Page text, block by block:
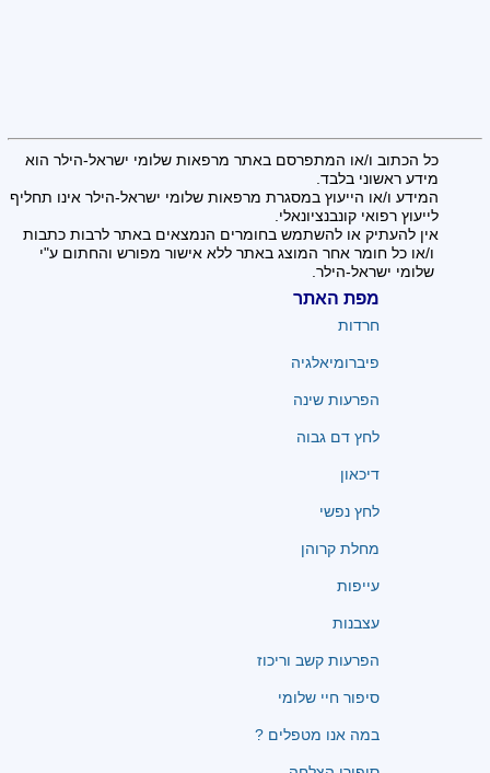
כל הכתוב ו/או המתפרסם באתר מרפאות שלומי ישראל-הילר הוא
מידע ראשוני בלבד.
המידע ו/או הייעוץ במסגרת מרפאות שלומי ישראל-הילר אינו תחליף
לייעוץ רפואי קונבנציונאלי.
אין להעתיק או להשתמש בחומרים הנמצאים באתר לרבות כתבות
ו/או כל חומר אחר המוצג באתר ללא אישור מפורש והחתום ע"י
שלומי ישראל-הילר.
מפת האתר
חרדות
פיברומיאלגיה
הפרעות שינה
לחץ דם גבוה
דיכאון
לחץ נפשי
מחלת קרוהן
עייפות
עצבנות
הפרעות קשב וריכוז
סיפור חיי שלומי
במה אנו מטפלים ?